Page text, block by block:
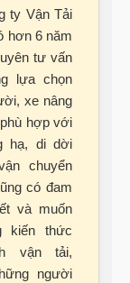
ty Vận Tải
hơn 6 năm
tư vấn
lựa chọn
xe nâng
hợp với
hạ, di dời
chuyển
có đam
và muốn
kiến thức
vận tải,
người